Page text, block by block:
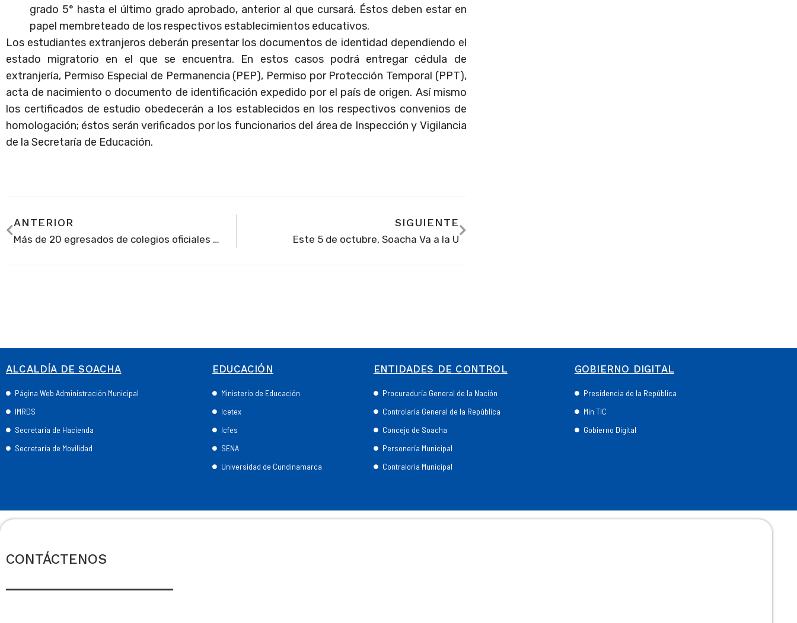
grado 5° hasta el último grado aprobado, anterior al que cursará. Éstos deben estar en
papel membreteado de los respectivos establecimientos educativos.
Los estudiantes extranjeros deberán presentar los documentos de identidad dependiendo el
estado migratorio en el que se encuentra. En estos casos podrá entregar cédula de
extranjería, Permiso Especial de Permanencia (PEP), Permiso por Protección Temporal (PPT),
acta de nacimiento o documento de identificación expedido por el país de origen. Así mismo
los certificados de estudio obedecerán a los establecidos en los respectivos convenios de
homologación; éstos serán verificados por los funcionarios del área de Inspección y Vigilancia
de la Secretaría de Educación.
ANTERIOR
Más de 20 egresados de colegios oficiales de Soacha recibieron becas para estudiar inglés
SIGUIENTE
Este 5 de octubre, Soacha Va a la U
ALCALDÍA DE SOACHA
Página Web Administración Municipal
IMRDS
Secretaría de Hacienda
Secretaría de Movilidad
EDUCACIÓN
Ministerio de Educación
Icetex
Icfes
SENA
Universidad de Cundinamarca
ENTIDADES DE CONTROL
Procuraduría General de la Nación
Controlaría General de la República
Concejo de Soacha
Personería Municipal
Contraloría Municipal
GOBIERNO DIGITAL
Presidencia de la República
Min TIC
Gobierno Digital
CONTÁCTENOS